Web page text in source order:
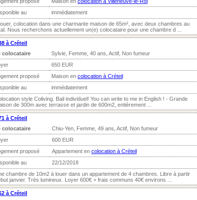
au
immédiatement
colocation dans une charmante maison de 65m², avec deux chambres au
Nous recherchons actuellement un(e) colocataire pour une chambre d ...
à Créteil
colocataire
Sylvie, Femme, 40 ans, Actif, Non fumeur
650 EUR
proposé
Maison en colocation à Créteil
au
immédiatement
style Coliving. Bail individuel! You can write to me in English ! - Grande
de 300m avec terrasse et jardin de 600m2, entièrement ...
à Créteil
colocataire
Chiu-Yen, Femme, 49 ans, Actif, Non fumeur
600 EUR
proposé
Appartement en colocation à Créteil
au
22/12/2018
chambre de 10m2 à louer dans un appartement de 4 chambres. Libre à partir
janvier. Très lumineux. Loyer 600€ + frais communs 40€ environs ...
à Créteil